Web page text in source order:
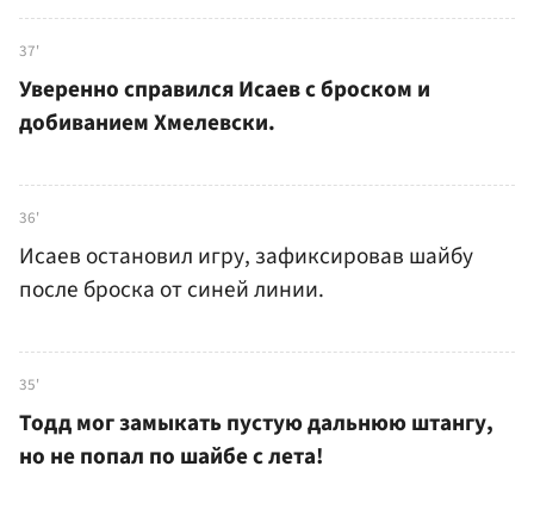
37'
Уверенно справился Исаев с броском и
добиванием Хмелевски.
36'
Исаев остановил игру, зафиксировав шайбу
после броска от синей линии.
35'
Тодд мог замыкать пустую дальнюю штангу,
но не попал по шайбе с лета!